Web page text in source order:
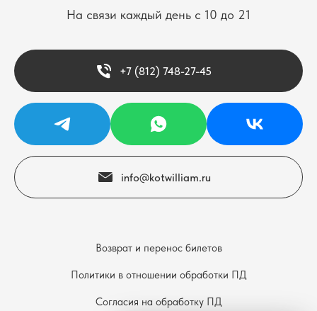
На связи каждый день с 10 до 21
+7 (812) 748-27-45
info@kotwilliam.ru
Возврат и перенос билетов
Политики в отношении обработки ПД
Согласия на обработку ПД